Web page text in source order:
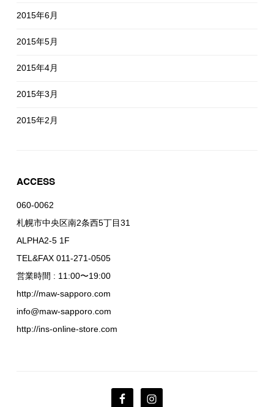
2015年6月
2015年5月
2015年4月
2015年3月
2015年2月
ACCESS
060-0062
札幌市中央区南2条西5丁目31
ALPHA2-5 1F
TEL&FAX 011-271-0505
営業時間 : 11:00〜19:00
http://maw-sapporo.com
info@maw-sapporo.com
http://ins-online-store.com